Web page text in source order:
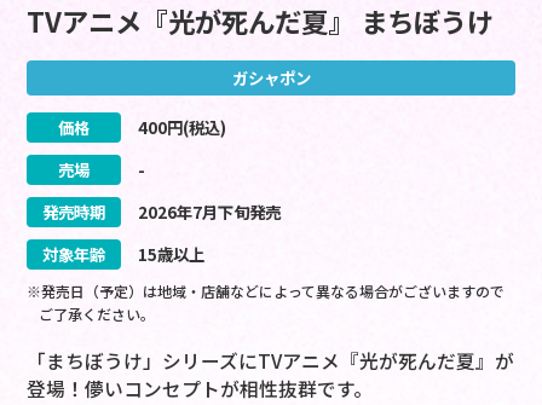
TVアニメ『光が死んだ夏』 まちぼうけ
ガシャポン
価格 400円(税込)
売場
-
発売時期
2026年7月下旬発売
対象年齢
15歳以上
※発売日（予定）は地域・店舗などによって異なる場合がございますので
ご了承ください。
「まちぼうけ」シリーズにTVアニメ『光が死んだ夏』が
登場！儚いコンセプトが相性抜群です。